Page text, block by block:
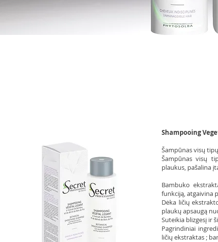
Shampooing
Šampūnas visų
Šampūnas visų
plaukus, pašalina
Bambuko
funkciją, atgaivina
Dėka ličių
plaukų apsaugą
Suteikia blizgesį ir
Pagrindiniai
ličių ekstraktas ;